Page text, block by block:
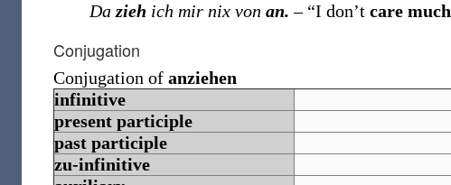
Da zieh ich mir nix von an. – “I don’t care much
Conjugation
Conjugation of anziehen
infinitive
present participle
past participle
zu-infinitive